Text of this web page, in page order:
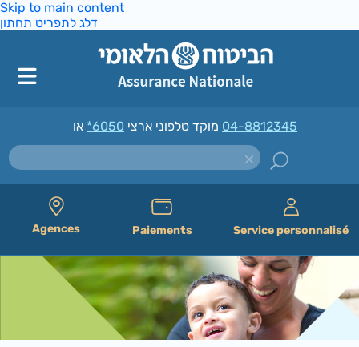
Skip to main content
דלג לתפריט תחתון
מוקד טלפוני ארצי *6050 04-8812345
Agences Paiements Service personnalisé